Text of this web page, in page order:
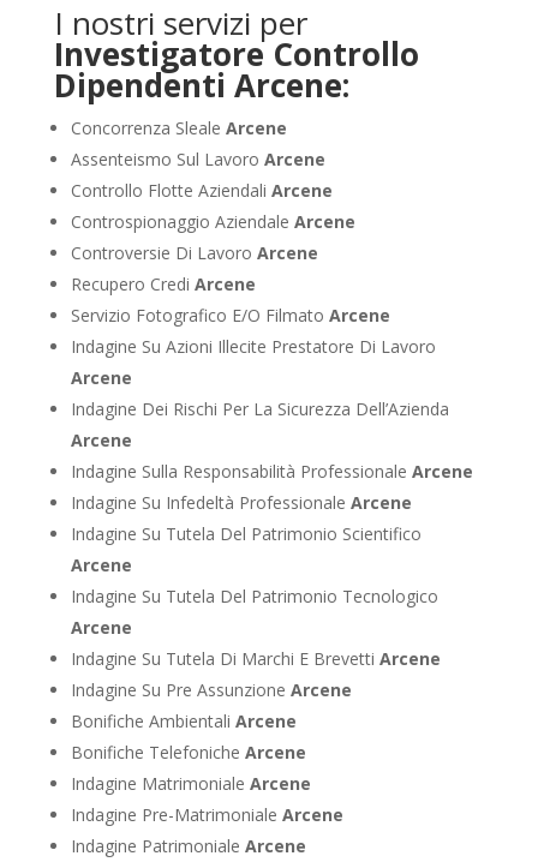
I nostri servizi per
Investigatore Controllo
Dipendenti Arcene:
Concorrenza Sleale Arcene
Assenteismo Sul Lavoro Arcene
Controllo Flotte Aziendali Arcene
Controspionaggio Aziendale Arcene
Controversie Di Lavoro Arcene
Recupero Credi Arcene
Servizio Fotografico E/O Filmato Arcene
Indagine Su Azioni Illecite Prestatore Di Lavoro
Arcene
Indagine Dei Rischi Per La Sicurezza Dell’Azienda
Arcene
Indagine Sulla Responsabilità Professionale Arcene
Indagine Su Infedeltà Professionale Arcene
Indagine Su Tutela Del Patrimonio Scientifico
Arcene
Indagine Su Tutela Del Patrimonio Tecnologico
Arcene
Indagine Su Tutela Di Marchi E Brevetti Arcene
Indagine Su Pre Assunzione Arcene
Bonifiche Ambientali Arcene
Bonifiche Telefoniche Arcene
Indagine Matrimoniale Arcene
Indagine Pre-Matrimoniale Arcene
Indagine Patrimoniale Arcene